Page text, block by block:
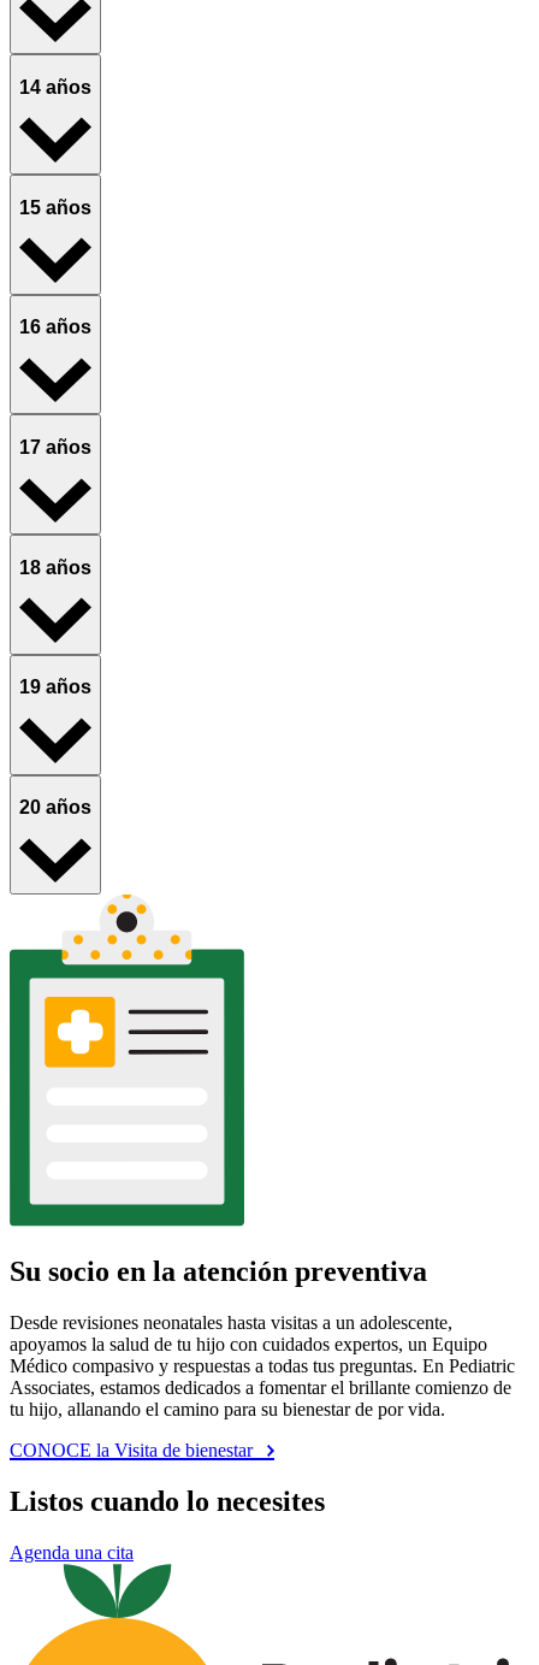
14 años
15 años
16 años
17 años
18 años
19 años
20 años
Su socio en la atención preventiva
Desde revisiones neonatales hasta visitas a un adolescente,
apoyamos la salud de tu hijo con cuidados expertos, un Equipo
Médico compasivo y respuestas a todas tus preguntas. En Pediatric
Associates, estamos dedicados a fomentar el brillante comienzo de
tu hijo, allanando el camino para su bienestar de por vida.
CONOCE la Visita de bienestar
Listos cuando lo necesites
Agenda una cita